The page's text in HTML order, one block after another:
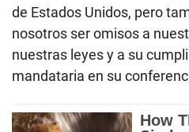
de Estados Unidos, pero
nosotros ser omisos a
nuestras leyes y a su
mandataria en su